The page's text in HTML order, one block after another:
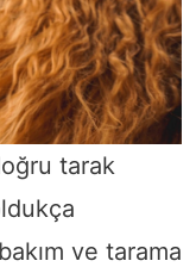
tarak
ve tarama